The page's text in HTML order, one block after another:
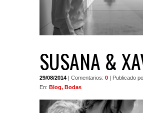
SUSANA &
29/08/2014 | Comentarios: 0 | Publicado
En: Blog, Bodas